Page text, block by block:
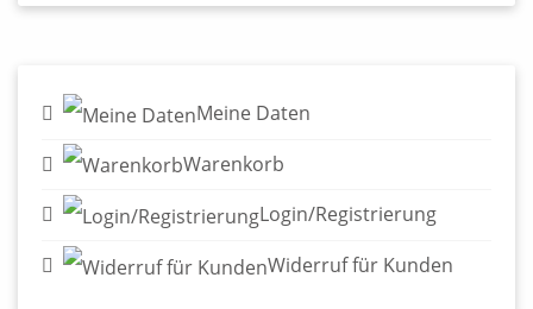
Meine Daten
Warenkorb
Login/Registrierung
Widerruf für Kunden